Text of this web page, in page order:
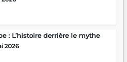
: L’histoire derrière le mythe
2026